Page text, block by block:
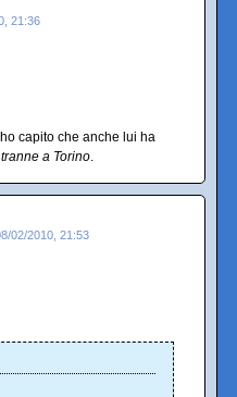
21:36
capito che anche lui ha
a Torino.
02/2010, 21:53